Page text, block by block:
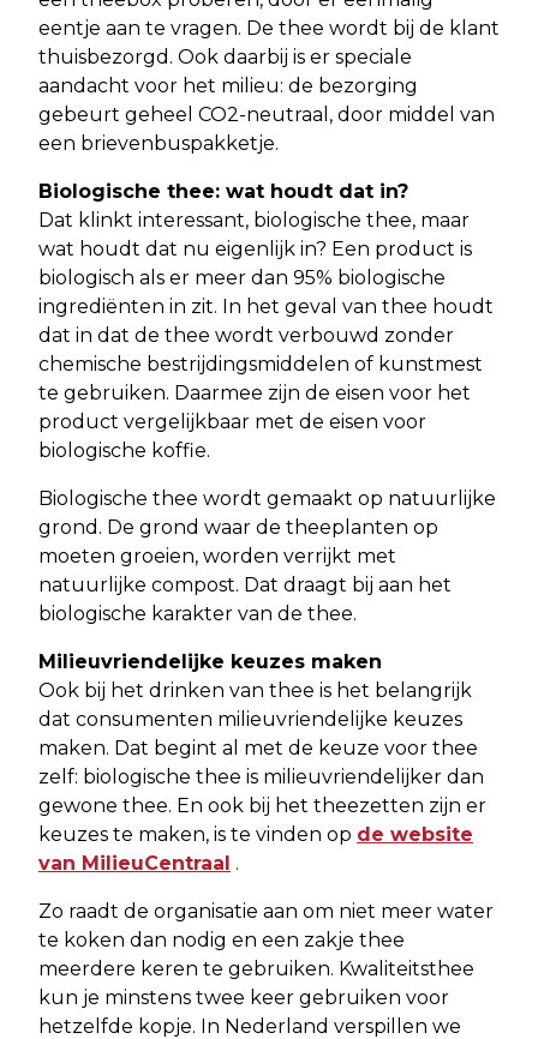
eentje aan te vragen. De thee wordt bij de klant
thuisbezorgd. Ook daarbij is er speciale
aandacht voor het milieu: de bezorging
gebeurt geheel CO2-neutraal, door middel van
een brievenbuspakketje.
Biologische thee: wat houdt dat in?
Dat klinkt interessant, biologische thee, maar
wat houdt dat nu eigenlijk in? Een product is
biologisch als er meer dan 95% biologische
ingrediënten in zit. In het geval van thee houdt
dat in dat de thee wordt verbouwd zonder
chemische bestrijdingsmiddelen of kunstmest
te gebruiken. Daarmee zijn de eisen voor het
product vergelijkbaar met de eisen voor
biologische koffie.
Biologische thee wordt gemaakt op natuurlijke
grond. De grond waar de theeplanten op
moeten groeien, worden verrijkt met
natuurlijke compost. Dat draagt bij aan het
biologische karakter van de thee.
Milieuvriendelijke keuzes maken
Ook bij het drinken van thee is het belangrijk
dat consumenten milieuvriendelijke keuzes
maken. Dat begint al met de keuze voor thee
zelf: biologische thee is milieuvriendelijker dan
gewone thee. En ook bij het theezetten zijn er
keuzes te maken, is te vinden op de website
van MilieuCentraal .
Zo raadt de organisatie aan om niet meer water
te koken dan nodig en een zakje thee
meerdere keren te gebruiken. Kwaliteitsthee
kun je minstens twee keer gebruiken voor
hetzelfde kopje. In Nederland verspillen we